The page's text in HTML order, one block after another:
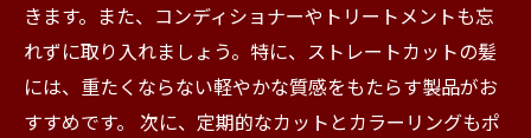
きます。また、コンディショナーやトリートメントも忘
れずに取り入れましょう。特に、ストレートカットの髪
には、重たくならない軽やかな質感をもたらす製品がお
すすめです。 次に、定期的なカットとカラーリングもポ